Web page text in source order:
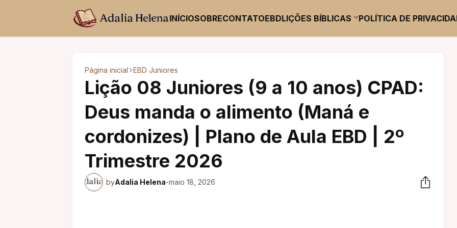
INÍCIOSOBRECONTATOEBDLIÇÕES BÍBLICAS POLÍTICA DE
Página inicial EBD Juniores
Lição 08 Juniores (9 a 10 anos) CPAD:
Deus manda o alimento (Maná e
cordonizes) | Plano de Aula EBD | 2º
Trimestre 2026
byAdalia Helena-maio 18, 2026